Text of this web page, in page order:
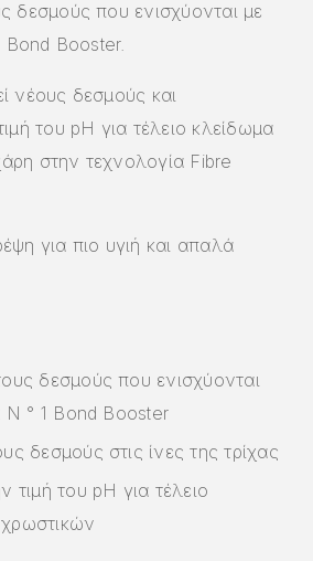
δεσμούς που ενισχύονται με
Bond Booster.
νέους δεσμούς και
του pH για τέλειο κλείδωμα
στην τεχνολογία Fibre
για πιο υγιή και απαλά
δεσμούς που ενισχύονται
N ° 1 Bond Booster
δεσμούς στις ίνες της τρίχας
τιμή του pH για τέλειο